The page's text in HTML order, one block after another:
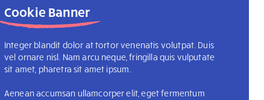
Cookie Banner
Integer blandit dolor at tortor venenatis volutpat. Duis
vel ornare nisl. Nam arcu neque, fringilla quis vulputate
sit amet, pharetra sit amet ipsum.
Aenean accumsan ullamcorper elit, eget fermentum
Don planifié
Fonds de dotation
est le 88990 9719 RR0001